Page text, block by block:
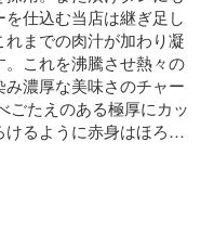
仕込む当店は継ぎ足し
までの肉汁が加わり凝
これを沸騰させ熱々の
濃厚な美味さのチャー
ごたえのある極厚にカッ
けるように赤身はほろほ